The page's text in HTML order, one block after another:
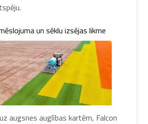
un sēklu izsējas likme
augsnes auglības kartēm, Falcon